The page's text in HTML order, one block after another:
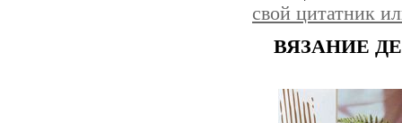
свой цитатник
ВЯЗАНИЕ